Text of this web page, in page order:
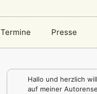
Termine Presse
Hallo und herzlich
auf meiner